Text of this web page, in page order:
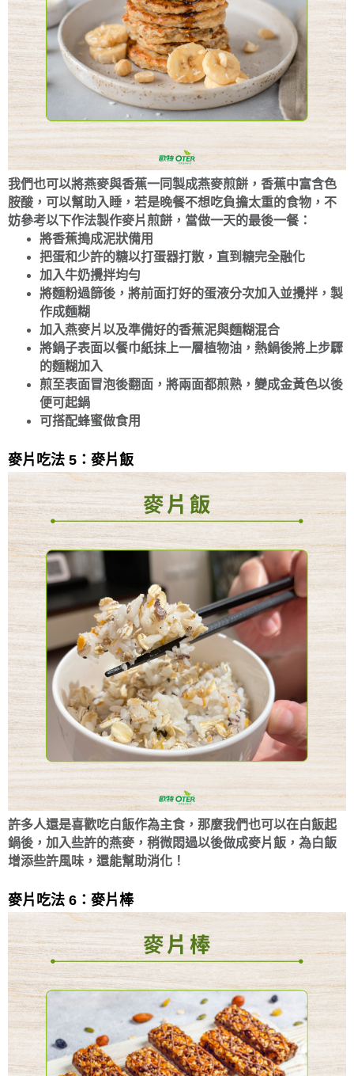
我們也可以將燕麥與香蕉一同製成燕麥煎餅，香蕉中富含色
胺酸，可以幫助入睡，若是晚餐不想吃負擔太重的食物，不
妨參考以下作法製作麥片煎餅，當做一天的最後一餐：
將香蕉搗成泥狀備用
把蛋和少許的糖以打蛋器打散，直到糖完全融化
加入牛奶攪拌均勻
將麵粉過篩後，將前面打好的蛋液分次加入並攪拌，製
作成麵糊
加入燕麥片以及準備好的香蕉泥與麵糊混合
將鍋子表面以餐巾紙抹上一層植物油，熱鍋後將上步驟
的麵糊加入
煎至表面冒泡後翻面，將兩面都煎熟，變成金黃色以後
便可起鍋
可搭配蜂蜜做食用
麥片吃法 5：麥片飯
許多人還是喜歡吃白飯作為主食，那麼我們也可以在白飯起
鍋後，加入些許的燕麥，稍微悶過以後做成麥片飯，為白飯
增添些許風味，還能幫助消化！
麥片吃法 6：麥片棒